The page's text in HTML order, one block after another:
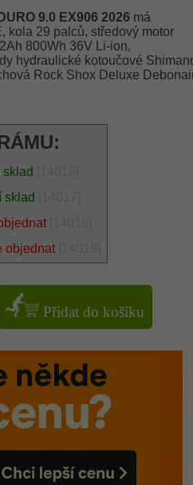
9.0 EX906 2026 má
kola 29 palců, středový motor
800Wh 36V Li-ion,
hydraulické kotoučové
Rock Shox Deluxe
sklad
objednat
Přidat do košíku